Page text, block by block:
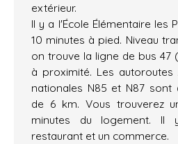
extérieur.
Il y a l'École Élémentaire les
10 minutes à pied. Niveau
on trouve la ligne de bus 47
à proximité. Les autoroutes
nationales N85 et N87 sont
de 6 km. Vous trouverez
minutes du logement. Il
restaurant et un commerce.